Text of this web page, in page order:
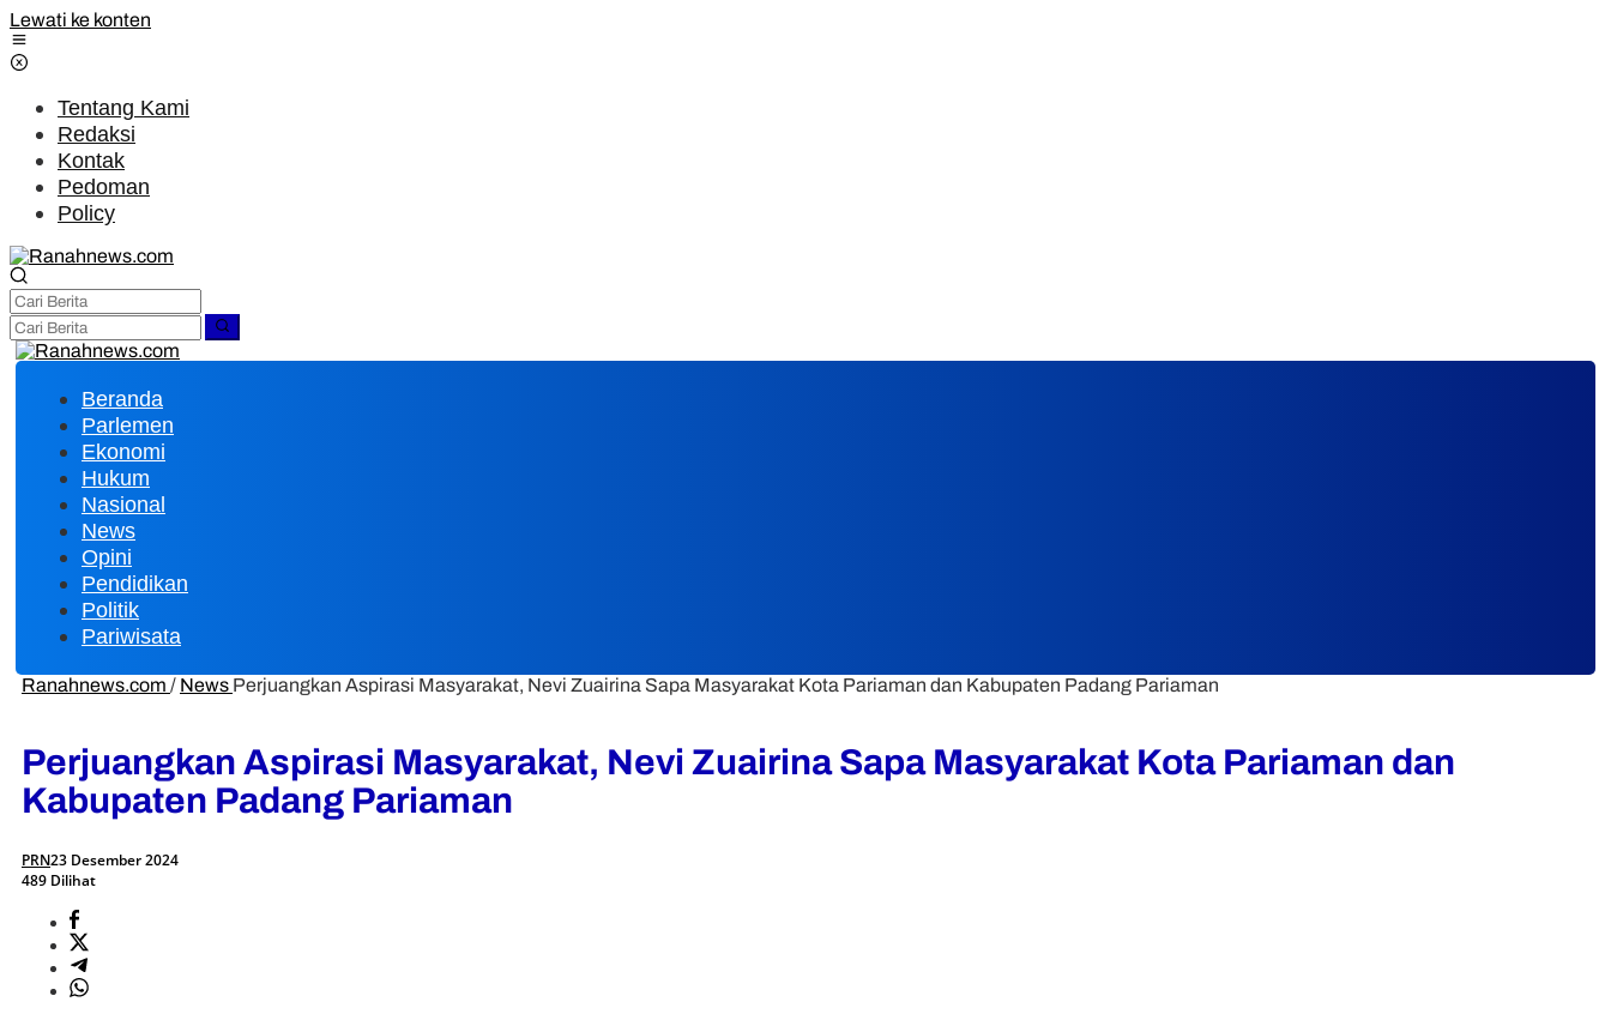
Lewati ke konten
Tentang Kami
Redaksi
Kontak
Pedoman
Policy
Beranda
Parlemen
Ekonomi
Hukum
Nasional
News
Opini
Pendidikan
Politik
Pariwisata
Ranahnews.com / News Perjuangkan Aspirasi Masyarakat, Nevi Zuairina Sapa Masyarakat Kota Pariaman dan Kabupaten Padang Pariaman
Perjuangkan Aspirasi Masyarakat, Nevi Zuairina Sapa Masyarakat Kota Pariaman dan
Kabupaten Padang Pariaman
PRN23 Desember 2024
489 Dilihat